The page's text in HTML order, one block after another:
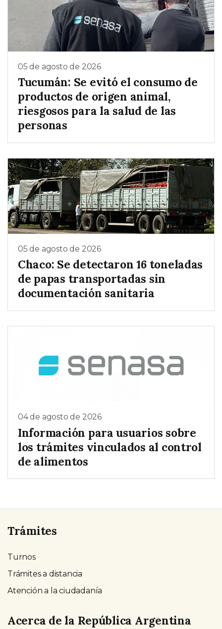
05 de agosto de 2026
Tucumán: Se evitó el consumo de
productos de origen animal,
riesgosos para la salud de las
personas
05 de agosto de 2026
Chaco: Se detectaron 16 toneladas
de papas transportadas sin
documentación sanitaria
04 de agosto de 2026
Información para usuarios sobre
los trámites vinculados al control
de alimentos
Trámites
Turnos
Trámites a distancia
Atención a la ciudadanía
Acerca de la República Argentina